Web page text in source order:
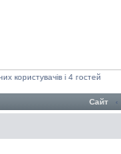
користувачів і 4 гостей
Сайт ‹